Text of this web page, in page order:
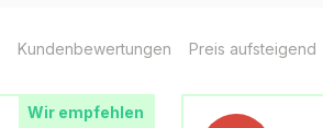
Kundenbewertungen Preis aufsteigend
Wir empfehlen